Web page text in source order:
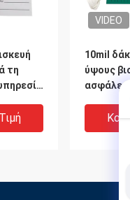
τη
-
VIDEO
10mil
ύψους